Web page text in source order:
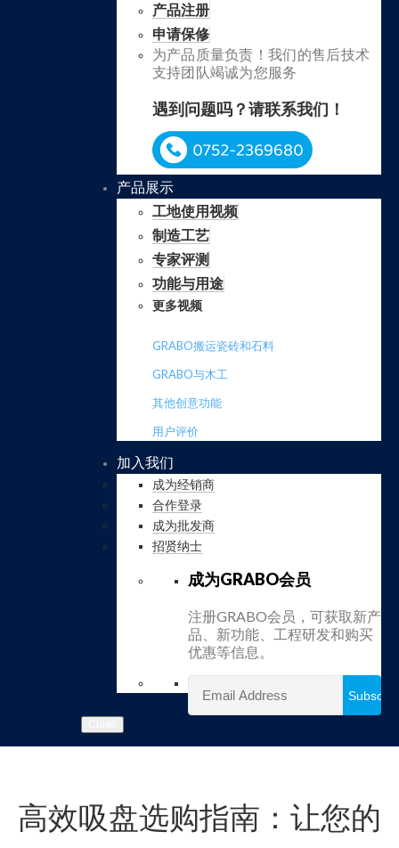
产品注册
申请保修
为产品质量负责！我们的售后技术
支持团队竭诚为您服务
遇到问题吗？请联系我们！
产品展示
工地使用视频
制造工艺
专家评测
功能与用途
更多视频
GRABO搬运瓷砖和石料
GRABO与木工
其他创意功能
用户评价
加入我们
成为经销商
合作登录
成为批发商
招贤纳士
成为GRABO会员
注册GRABO会员，可获取新产
品、新功能、工程研发和购买
优惠等信息。
高效吸盘选购指南：让您的